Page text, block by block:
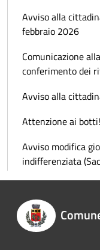
Avviso alla
febbraio 2026
Comunicazione
conferimento dei
Avviso alla
Attenzione ai
Avviso modifica
indifferenziata